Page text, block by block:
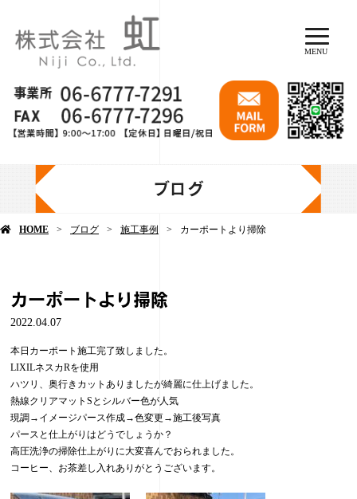
MENU
ブログ
HOME ブログ 施工事例 カーポートより掃除
カーポートより掃除
2022.04.07
本日カーポート施工完了致しました。
LIXILネスカRを使用
ハツリ、奥行きカットありましたが綺麗に仕上げました。
熱線クリアマットSとシルバー色が人気
現調→イメージパース作成→色変更→施工後写真
パースと仕上がりはどうでしょうか？
高圧洗浄の掃除仕上がりに大変喜んでおられました。
コーヒー、お茶差し入れありがとうございます。